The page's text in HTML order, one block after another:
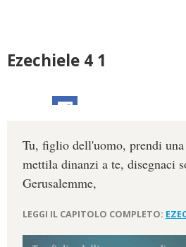
Ezechiele 4 1
Tu, figlio dell'uomo, prendi
mettila dinanzi a te, disegnaci
Gerusalemme,
LEGGI IL CAPITOLO COMPLETO: